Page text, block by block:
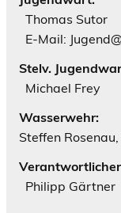
Thomas Sutor
E-Mail:
Stelv.
Michael Frey
Wasserwehr:
Steffen
Philipp Gärtner